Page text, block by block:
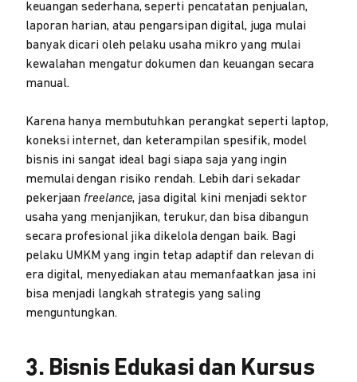
keuangan sederhana, seperti pencatatan penjualan,
laporan harian, atau pengarsipan digital, juga mulai
banyak dicari oleh pelaku usaha mikro yang mulai
kewalahan mengatur dokumen dan keuangan secara
manual.
Karena hanya membutuhkan perangkat seperti laptop,
koneksi internet, dan keterampilan spesifik, model
bisnis ini sangat ideal bagi siapa saja yang ingin
memulai dengan risiko rendah. Lebih dari sekadar
pekerjaan freelance, jasa digital kini menjadi sektor
usaha yang menjanjikan, terukur, dan bisa dibangun
secara profesional jika dikelola dengan baik. Bagi
pelaku UMKM yang ingin tetap adaptif dan relevan di
era digital, menyediakan atau memanfaatkan jasa ini
bisa menjadi langkah strategis yang saling
menguntungkan.
3. Bisnis Edukasi dan Kursus